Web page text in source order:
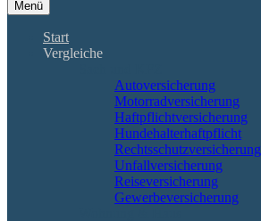
Menü
Start
Vergleiche
Autoversicherung
Motorradversicherung
Haftpflichtversicherung
Hundehalterhaftpflicht
Rechtsschutzversicherung
Unfallversicherung
Reiseversicherung
Gewerbeversicherung